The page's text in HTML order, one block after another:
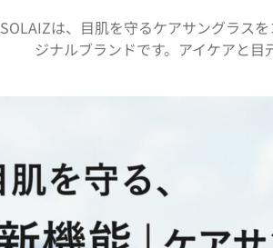
SOLAIZは、目肌を守るケアサングラス
ジナルブランドです。アイケアと目